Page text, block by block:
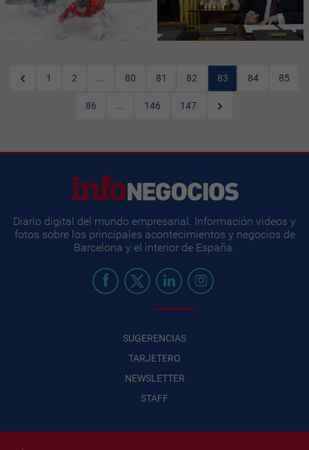
1 2 ... 80 81 82 83 84 85
86 ... 146 147
Diario digital del mundo empresarial. Información videos y
fotos sobre los principales acontecimientos y negocios de
Barcelona y el interior de España.
SUGERENCIAS
TARJETERO
NEWSLETTER
STAFF